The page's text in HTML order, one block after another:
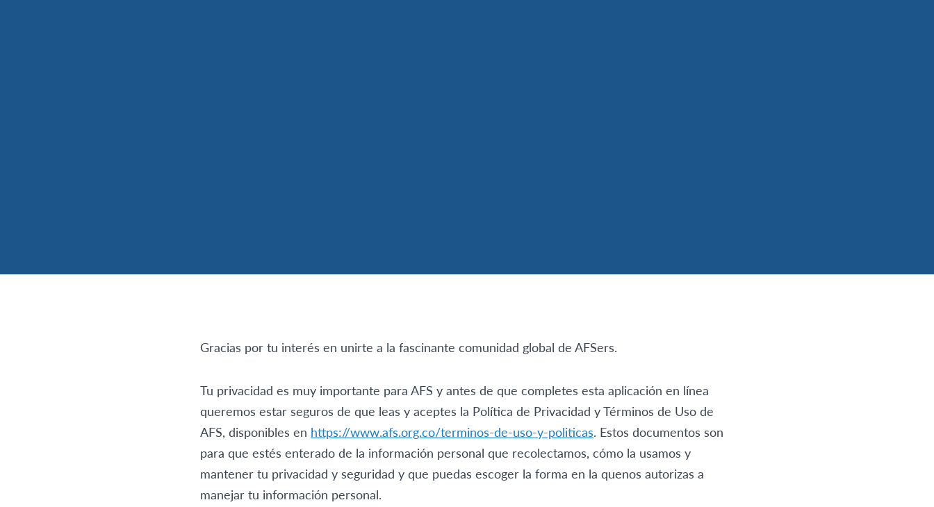
Gracias por tu interés en unirte a la fascinante comunidad global de AFSers.
Tu privacidad es muy importante para AFS y antes de que completes esta aplicación en línea
queremos estar seguros de que leas y aceptes la Política de Privacidad y Términos de Uso de
AFS, disponibles en https://www.afs.org.co/terminos-de-uso-y-politicas. Estos documentos son
para que estés enterado de la información personal que recolectamos, cómo la usamos y
mantener tu privacidad y seguridad y que puedas escoger la forma en la quenos autorizas a
manejar tu información personal.